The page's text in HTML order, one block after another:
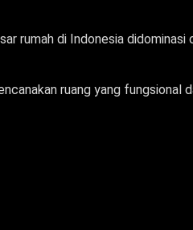
rumah di Indonesia didominasi
ruang yang fungsional